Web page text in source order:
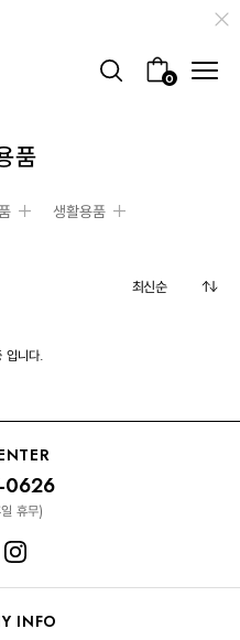
0
품
생활용품
입니다.
0626
휴무)
INFO